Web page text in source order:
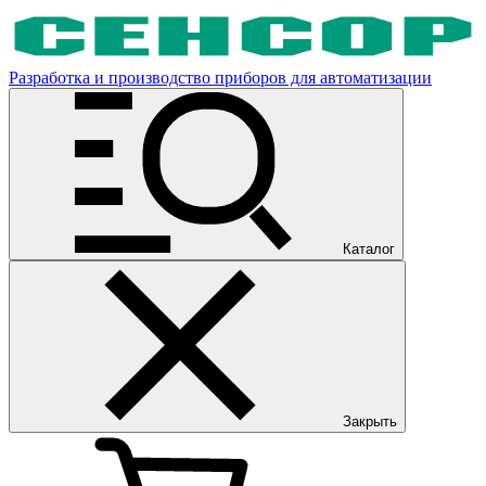
Разработка и производство приборов для автоматизации
Каталог
Закрыть